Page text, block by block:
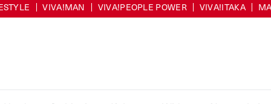
VIVA!MAN VIVA!PEOPLE POWER VIVA!ITAKA